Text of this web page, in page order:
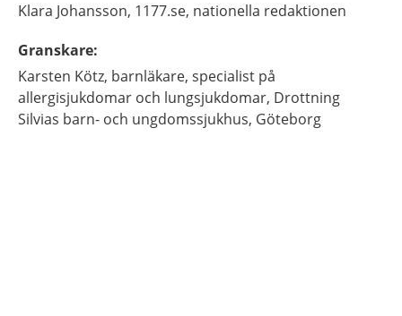
Klara Johansson, 1177.se, nationella redaktionen
Granskare:
Karsten Kötz, barnläkare, specialist på
allergisjukdomar och lungsjukdomar, Drottning
Silvias barn- och ungdomssjukhus, Göteborg